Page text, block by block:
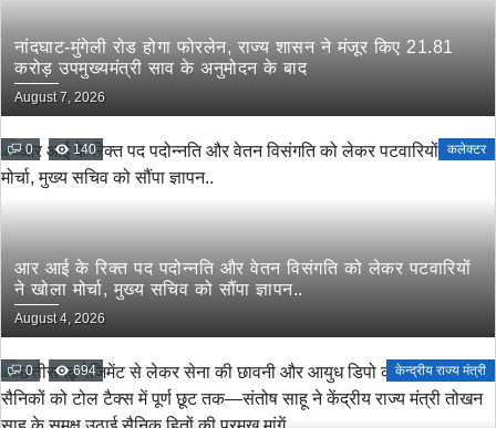
नांदघाट-मुंगेली रोड होगा फोरलेन, राज्य शासन ने मंजूर किए 21.81
करोड़ उपमुख्यमंत्री साव के अनुमोदन के बाद
August 7, 2026
0 140 कलेक्टर
आर आई के रिक्त पद पदोन्नति और वेतन विसंगति को लेकर पटवारियों
ने खोला मोर्चा, मुख्य सचिव को सौंपा ज्ञापन..
August 4, 2026
0 694 केन्द्रीय राज्य मंत्री